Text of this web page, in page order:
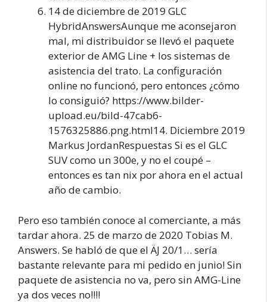
14 de diciembre de 2019 GLC
HybridAnswersAunque me aconsejaron
mal, mi distribuidor se llevó el paquete
exterior de AMG Line + los sistemas de
asistencia del trato. La configuración
online no funcionó, pero entonces ¿cómo
lo consiguió? https://www.bilder-
upload.eu/bild-47cab6-
1576325886.png.html14. Diciembre 2019
Markus JordanRespuestas Si es el GLC
SUV como un 300e, y no el coupé –
entonces es tan nix por ahora en el actual
año de cambio.
Pero eso también conoce al comerciante, a más
tardar ahora. 25 de marzo de 2020 Tobias M.
Answers. Se habló de que el ÄJ 20/1… sería
bastante relevante para mi pedido en junio! Sin
paquete de asistencia no va, pero sin AMG-Line
ya dos veces no!!!!